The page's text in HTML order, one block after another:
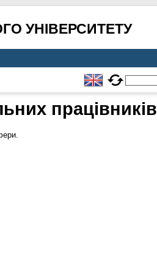
УНІВЕРСИТЕТУ
працівників